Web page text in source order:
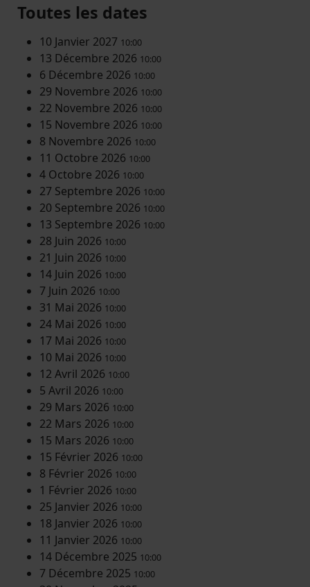
Toutes les dates
10 Janvier 2027 10:00
13 Décembre 2026 10:00
6 Décembre 2026 10:00
29 Novembre 2026 10:00
22 Novembre 2026 10:00
15 Novembre 2026 10:00
8 Novembre 2026 10:00
11 Octobre 2026 10:00
4 Octobre 2026 10:00
27 Septembre 2026 10:00
20 Septembre 2026 10:00
13 Septembre 2026 10:00
28 Juin 2026 10:00
21 Juin 2026 10:00
14 Juin 2026 10:00
7 Juin 2026 10:00
31 Mai 2026 10:00
24 Mai 2026 10:00
17 Mai 2026 10:00
10 Mai 2026 10:00
12 Avril 2026 10:00
5 Avril 2026 10:00
29 Mars 2026 10:00
22 Mars 2026 10:00
15 Mars 2026 10:00
15 Février 2026 10:00
8 Février 2026 10:00
1 Février 2026 10:00
25 Janvier 2026 10:00
18 Janvier 2026 10:00
11 Janvier 2026 10:00
14 Décembre 2025 10:00
7 Décembre 2025 10:00